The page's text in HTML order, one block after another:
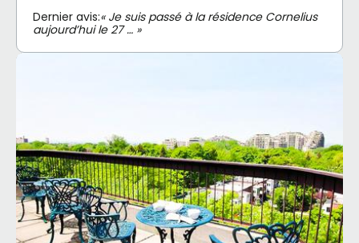
Dernier avis:« Je suis passé à la résidence Cornelius
aujourd’hui le 27 … »